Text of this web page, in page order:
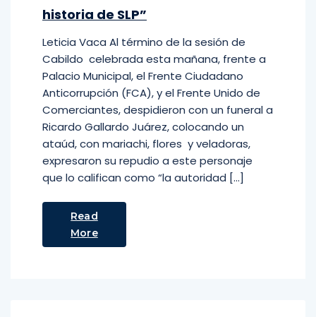
historia de SLP”
Leticia Vaca Al término de la sesión de
Cabildo celebrada esta mañana, frente a
Palacio Municipal, el Frente Ciudadano
Anticorrupción (FCA), y el Frente Unido de
Comerciantes, despidieron con un funeral a
Ricardo Gallardo Juárez, colocando un
ataúd, con mariachi, flores y veladoras,
expresaron su repudio a este personaje
que lo califican como “la autoridad […]
Read
More